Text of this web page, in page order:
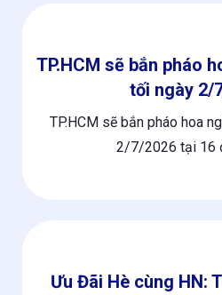
TP.HCM sẽ bắn pháo
tối ngày 2/
TP.HCM sẽ bắn pháo hoa
2/7/2026 tại 16
Ưu Đãi Hè cùng HN: